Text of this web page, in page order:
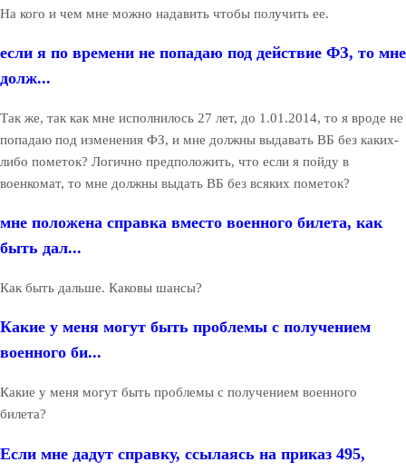
На кого и чем мне можно надавить чтобы получить ее.
если я по времени не попадаю под действие ФЗ, то мне
долж...
Так же, так как мне исполнилось 27 лет, до 1.01.2014, то я вроде не
попадаю под изменения ФЗ, и мне должны выдавать ВБ без каких-
либо пометок? Логично предположить, что если я пойду в
военкомат, то мне должны выдать ВБ без всяких пометок?
мне положена справка вместо военного билета, как
быть дал...
Как быть дальше. Каковы шансы?
Какие у меня могут быть проблемы с получением
военного би...
Какие у меня могут быть проблемы с получением военного
билета?
Если мне дадут справку, ссылаясь на приказ 495,